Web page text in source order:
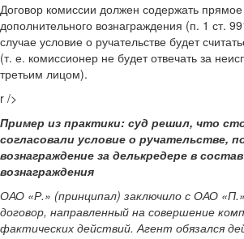
Договор комиссии должен содержать
дополнительного вознаграждения (п. 1 ст.
случае условие о ручательстве будет
(т. е. комиссионер не будет отвечать за
третьим лицом).
r />
Пример из практики: суд решил, что
согласовали условие о ручательстве,
вознаграждение за делькредере в
вознаграждения
ОАО «Р.» (принципал) заключило с ОАО
договор, направленный на совершение
фактических действий. Агент обязался